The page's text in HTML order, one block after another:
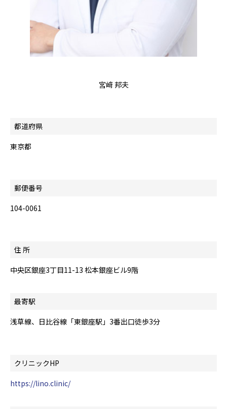
宮﨑 邦夫
都道府県
東京都
郵便番号
104-0061
住 所
中央区銀座3丁目11-13 松本銀座ビル9階
最寄駅
浅草線、日比谷線「東銀座駅」3番出口徒歩3分
クリニックHP
https://lino.clinic/